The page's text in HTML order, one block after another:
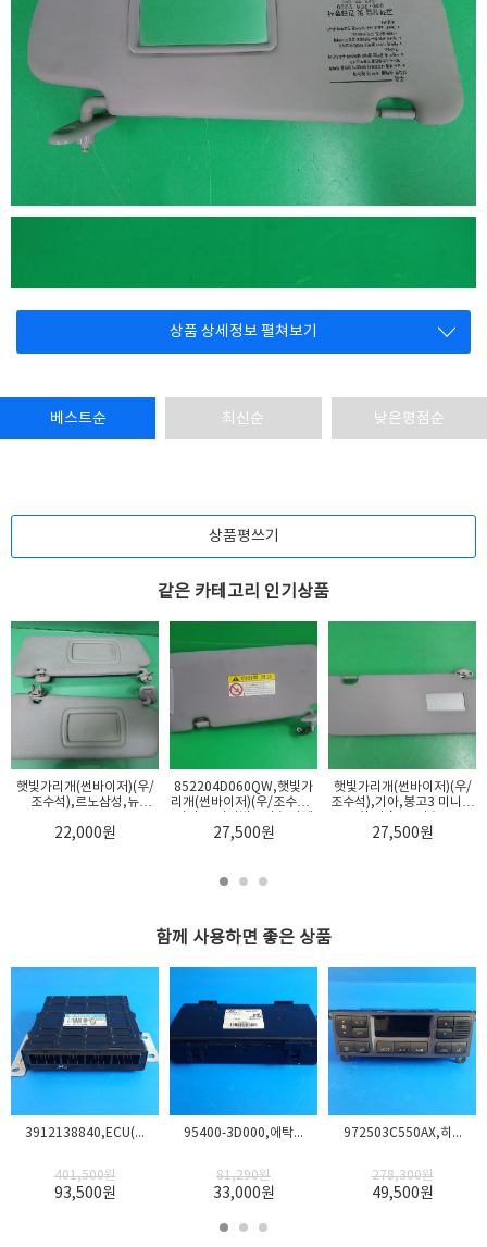
항목 내용
품명 및 모델명
동일모델의 출시년월
자동차관리법에 따른
유무
제조자, 수입품의 경
우 수입자를 함께 표
상품 상세정보 펼쳐보기
베스트순 최신순 낮은평점순
상품평쓰기
같은 카테고리 인기상품
햇빛가리개(썬바이저)(우/
조수석),르노삼성,뉴
22,000원
852204D060QW,햇빛가
리개(썬바이저)(우/조수석),
(CRD...
27,500원
햇빛가리개(썬바이저)(우/
조수석),기아,봉고3 미니버
27,500원
함께 사용하면 좋은 상품
3912138840,ECU(...
401,500원
93,500원
95400-3D000,에탁...
81,290원
33,000원
972503C550AX,히...
278,300원
49,500원